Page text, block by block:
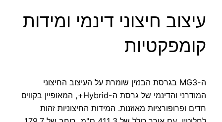
עיצוב חיצוני דינמי ומידות
קומפקטיות
ה-MG3 בגרסת הבנזין שומרת על העיצוב החיצוני
המודרני והדינמי של גרסת ה-Hybrid+, המאופיין בקווים
חדים ופרופורציות מאוזנות. המידות החיצוניות זהות